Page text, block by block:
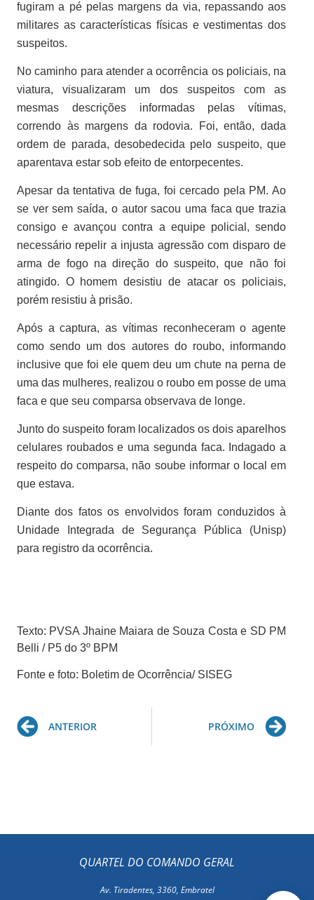
fugiram a pé pelas margens da via, repassando aos
militares as características físicas e vestimentas dos
suspeitos.
No caminho para atender a ocorrência os policiais, na
viatura, visualizaram um dos suspeitos com as
mesmas descrições informadas pelas vítimas,
correndo às margens da rodovia. Foi, então, dada
ordem de parada, desobedecida pelo suspeito, que
aparentava estar sob efeito de entorpecentes.
Apesar da tentativa de fuga, foi cercado pela PM. Ao
se ver sem saída, o autor sacou uma faca que trazia
consigo e avançou contra a equipe policial, sendo
necessário repelir a injusta agressão com disparo de
arma de fogo na direção do suspeito, que não foi
atingido. O homem desistiu de atacar os policiais,
porém resistiu à prisão.
Após a captura, as vítimas reconheceram o agente
como sendo um dos autores do roubo, informando
inclusive que foi ele quem deu um chute na perna de
uma das mulheres, realizou o roubo em posse de uma
faca e que seu comparsa observava de longe.
Junto do suspeito foram localizados os dois aparelhos
celulares roubados e uma segunda faca. Indagado a
respeito do comparsa, não soube informar o local em
que estava.
Diante dos fatos os envolvidos foram conduzidos à
Unidade Integrada de Segurança Pública (Unisp)
para registro da ocorrência.
Texto: PVSA Jhaine Maiara de Souza Costa e SD PM
Belli / P5 do 3º BPM
Fonte e foto: Boletim de Ocorrência/ SISEG
Prev
ANTERIOR PRÓXIMO
QUARTEL DO COMANDO GERAL
Av. Tiradentes, 3360, Embratel